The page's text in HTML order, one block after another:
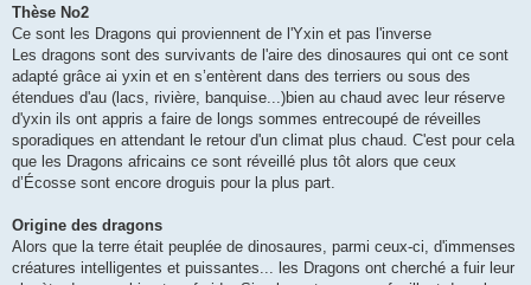
Thèse No2
Ce sont les Dragons qui proviennent de l'Yxin et pas l'inverse
Les dragons sont des survivants de l'aire des dinosaures qui ont ce sont
adapté grâce ai yxin et en s’entèrent dans des terriers ou sous des
étendues d'au (lacs, rivière, banquise...)bien au chaud avec leur réserve
d'yxin ils ont appris a faire de longs sommes entrecoupé de réveilles
sporadiques en attendant le retour d'un climat plus chaud. C'est pour cela
que les Dragons africains ce sont réveillé plus tôt alors que ceux
d’Écosse sont encore droguis pour la plus part.
Origine des dragons
Alors que la terre était peuplée de dinosaures, parmi ceux-ci, d'immenses
créatures intelligentes et puissantes... les Dragons ont cherché a fuir leur